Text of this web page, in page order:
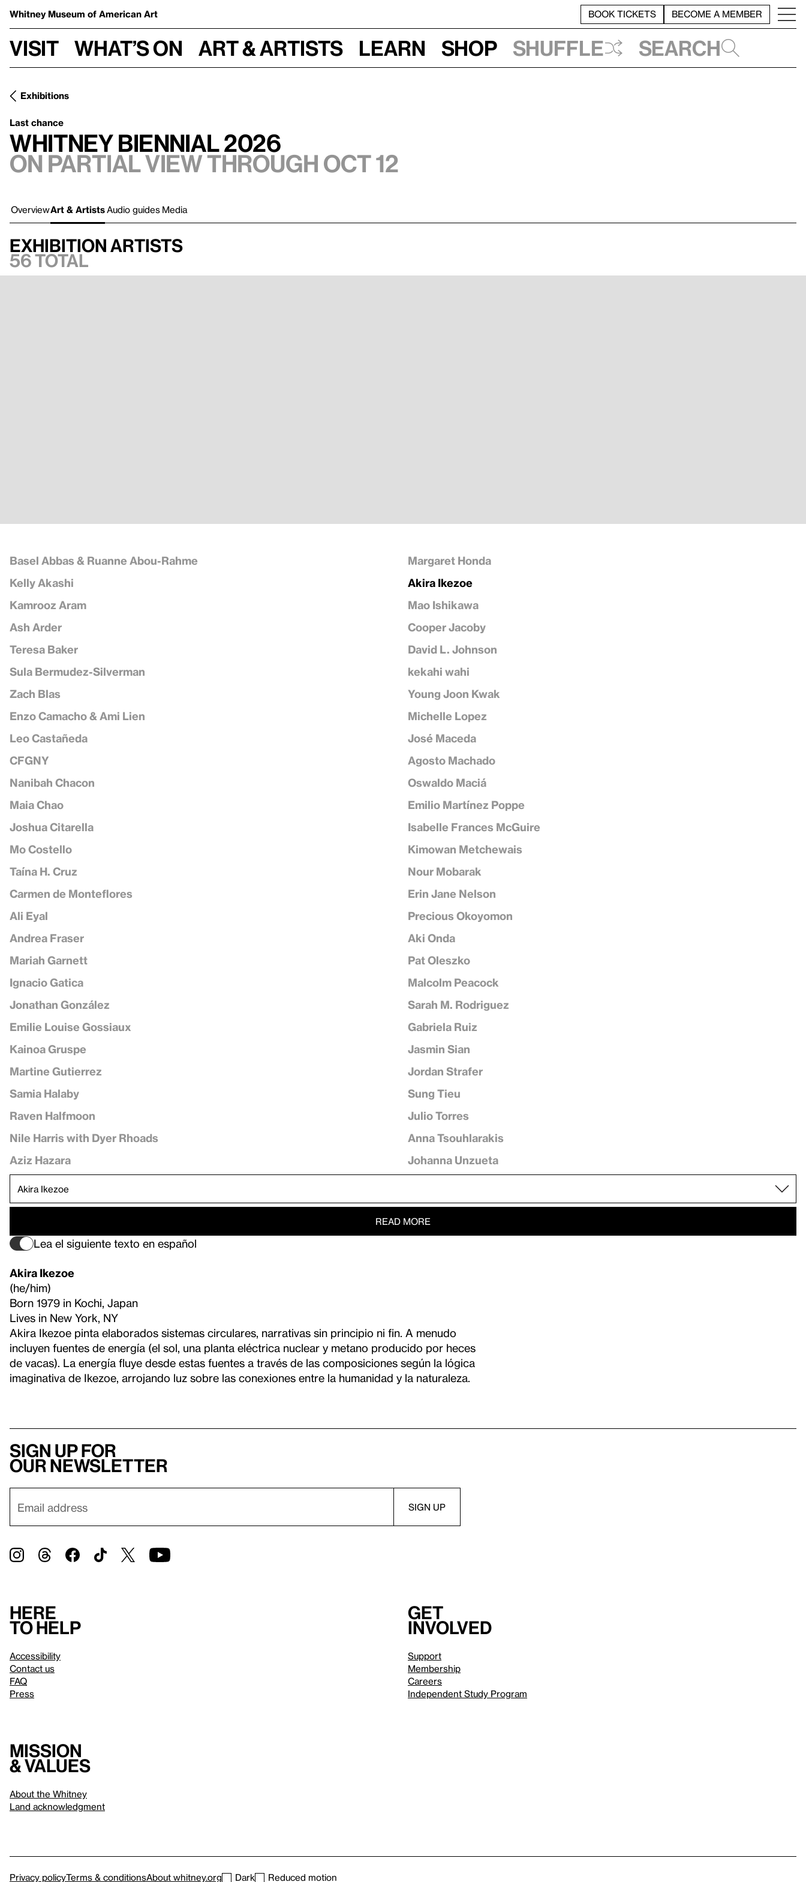
Whitney Museum of American Art BOOK TICKETS BECOME A MEMBER
Visit What’s on Art & Artists Learn Shop Shuffle Search
Exhibitions
Last chance
Whitney Biennial 2026
On Partial view through Oct 12
OverviewArt & Artists Audio guides Media
Exhibition artists
56 total
Basel Abbas & Ruanne Abou-Rahme
Kelly Akashi
Kamrooz Aram
Ash Arder
Teresa Baker
Sula Bermudez-Silverman
Zach Blas
Enzo Camacho & Ami Lien
Leo Castañeda
CFGNY
Nanibah Chacon
Maia Chao
Joshua Citarella
Mo Costello
Taína H. Cruz
Carmen de Monteflores
Ali Eyal
Andrea Fraser
Mariah Garnett
Ignacio Gatica
Jonathan González
Emilie Louise Gossiaux
Kainoa Gruspe
Martine Gutierrez
Samia Halaby
Raven Halfmoon
Nile Harris with Dyer Rhoads
Aziz Hazara
Margaret Honda
Akira Ikezoe
Mao Ishikawa
Cooper Jacoby
David L. Johnson
kekahi wahi
Young Joon Kwak
Michelle Lopez
José Maceda
Agosto Machado
Oswaldo Maciá
Emilio Martínez Poppe
Isabelle Frances McGuire
Kimowan Metchewais
Nour Mobarak
Erin Jane Nelson
Precious Okoyomon
Aki Onda
Pat Oleszko
Malcolm Peacock
Sarah M. Rodriguez
Gabriela Ruiz
Jasmin Sian
Jordan Strafer
Sung Tieu
Julio Torres
Anna Tsouhlarakis
Johanna Unzueta
READ MORE
Lea el siguiente texto en español
Akira Ikezoe
(he/him)
Born 1979 in Kochi, Japan
Lives in New York, NY
Akira Ikezoe pinta elaborados sistemas circulares, narrativas sin principio ni fin. A menudo
incluyen fuentes de energía (el sol, una planta eléctrica nuclear y metano producido por heces
de vacas). La energía fluye desde estas fuentes a través de las composiciones según la lógica
imaginativa de Ikezoe, arrojando luz sobre las conexiones entre la humanidad y la naturaleza.
Sign up for
our newsletter
Here
to help
Accessibility
Contact us
FAQ
Press
Get
involved
Support
Membership
Careers
Independent Study Program
Mission
& values
About the Whitney
Land acknowledgment
Privacy policyTerms & conditionsAbout whitney.org Dark Reduced motion